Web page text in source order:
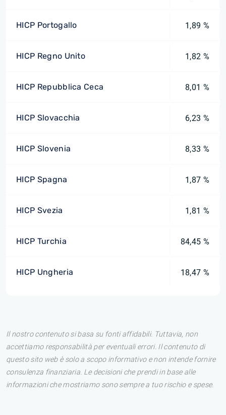
HICP Portogallo 1,89 %
HICP Regno Unito 1,82 %
HICP Repubblica Ceca 8,01 %
HICP Slovacchia 6,23 %
HICP Slovenia 8,33 %
HICP Spagna 1,87 %
HICP Svezia 1,81 %
HICP Turchia 84,45 %
HICP Ungheria 18,47 %
Il nostro contenuto si basa su fonti affidabili. Tuttavia, non
accettiamo responsabilità per eventuali errori. Il contenuto di
questo sito web è solo a scopo informativo e non intende fornire
consulenza finanziaria. Le decisioni che prendi in base alle
informazioni che mostriamo sono sempre a tuo rischio e spese.